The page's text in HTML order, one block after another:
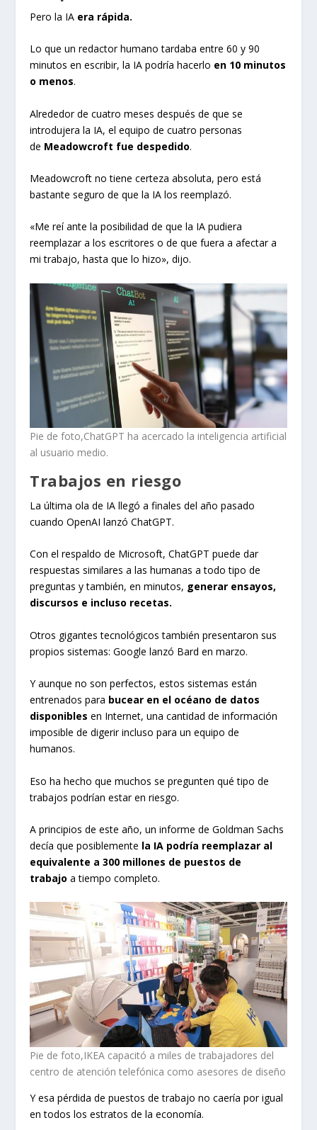
Pero la IA era rápida.
Lo que un redactor humano tardaba entre 60 y 90
minutos en escribir, la IA podría hacerlo en 10 minutos
o menos.
Alrededor de cuatro meses después de que se
introdujera la IA, el equipo de cuatro personas
de Meadowcroft fue despedido.
Meadowcroft no tiene certeza absoluta, pero está
bastante seguro de que la IA los reemplazó.
«Me reí ante la posibilidad de que la IA pudiera
reemplazar a los escritores o de que fuera a afectar a
mi trabajo, hasta que lo hizo», dijo.
Pie de foto,ChatGPT ha acercado la inteligencia artificial
al usuario medio.
Trabajos en riesgo
La última ola de IA llegó a finales del año pasado
cuando OpenAI lanzó ChatGPT.
Con el respaldo de Microsoft, ChatGPT puede dar
respuestas similares a las humanas a todo tipo de
preguntas y también, en minutos, generar ensayos,
discursos e incluso recetas.
Otros gigantes tecnológicos también presentaron sus
propios sistemas: Google lanzó Bard en marzo.
Y aunque no son perfectos, estos sistemas están
entrenados para bucear en el océano de datos
disponibles en Internet, una cantidad de información
imposible de digerir incluso para un equipo de
humanos.
Eso ha hecho que muchos se pregunten qué tipo de
trabajos podrían estar en riesgo.
A principios de este año, un informe de Goldman Sachs
decía que posiblemente la IA podría reemplazar al
equivalente a 300 millones de puestos de
trabajoa tiempo completo.
Pie de foto,IKEA capacitó a miles de trabajadores del
centro de atención telefónica como asesores de diseño
Y esa pérdida de puestos de trabajo no caería por igual
en todos los estratos de la economía.